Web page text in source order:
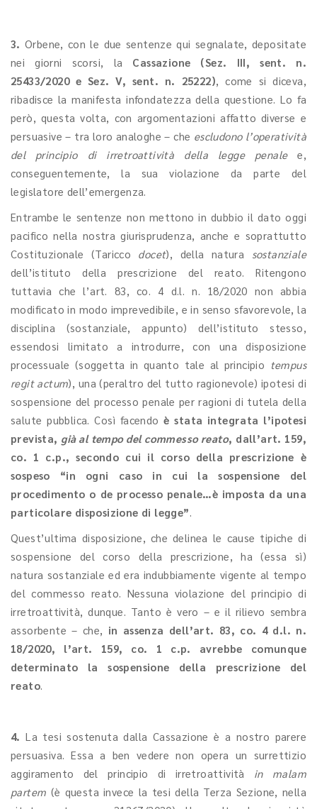
3. Orbene, con le due sentenze qui segnalate, depositate
nei giorni scorsi, la Cassazione (Sez. III, sent. n.
25433/2020 e Sez. V, sent. n. 25222), come si diceva,
ribadisce la manifesta infondatezza della questione. Lo fa
però, questa volta, con argomentazioni affatto diverse e
persuasive – tra loro analoghe – che escludono l’operatività
del principio di irretroattività della legge penalee,
conseguentemente, la sua violazione da parte del
legislatore dell’emergenza.
Entrambe le sentenze non mettono in dubbio il dato oggi
pacifico nella nostra giurisprudenza, anche e soprattutto
Costituzionale (Taricco docet), della natura sostanziale
dell’istituto della prescrizione del reato. Ritengono
tuttavia che l’art. 83, co. 4 d.l. n. 18/2020 non abbia
modificato in modo imprevedibile, e in senso sfavorevole, la
disciplina (sostanziale, appunto) dell’istituto stesso,
essendosi limitato a introdurre, con una disposizione
processuale (soggetta in quanto tale al principio tempus
regit actum), una (peraltro del tutto ragionevole) ipotesi di
sospensione del processo penale per ragioni di tutela della
salute pubblica. Così facendoè stata integrata l’ipotesi
prevista, già al tempo del commesso reato, dall’art. 159,
co. 1 c.p., secondo cui il corso della prescrizione è
sospeso “in ogni caso in cui la sospensione del
procedimento o de processo penale…è imposta da una
particolare disposizione di legge”.
Quest’ultima disposizione, che delinea le cause tipiche di
sospensione del corso della prescrizione, ha (essa sì)
natura sostanziale ed era indubbiamente vigente al tempo
del commesso reato. Nessuna violazione del principio di
irretroattività, dunque. Tanto è vero – e il rilievo sembra
assorbente – che, in assenza dell’art. 83, co. 4 d.l. n.
18/2020, l’art. 159, co. 1 c.p. avrebbe comunque
determinato la sospensione della prescrizione del
reato.
4.La tesi sostenuta dalla Cassazione è a nostro parere
persuasiva. Essa a ben vedere non opera un surrettizio
aggiramento del principio di irretroattività in malam
partem (è questa invece la tesi della Terza Sezione, nella